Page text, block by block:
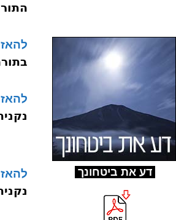
דע את ביטחונך